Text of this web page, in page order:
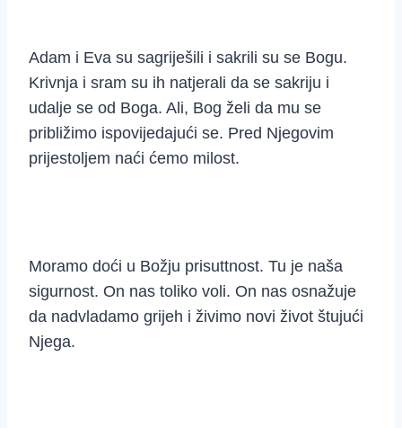
Adam i Eva su sagriješili i sakrili su se Bogu.
Krivnja i sram su ih natjerali da se sakriju i
udalje se od Boga. Ali, Bog želi da mu se
približimo ispovijedajući se. Pred Njegovim
prijestoljem naći ćemo milost.
Moramo doći u Božju prisuttnost. Tu je naša
sigurnost. On nas toliko voli. On nas osnažuje
da nadvladamo grijeh i živimo novi život štujući
Njega.